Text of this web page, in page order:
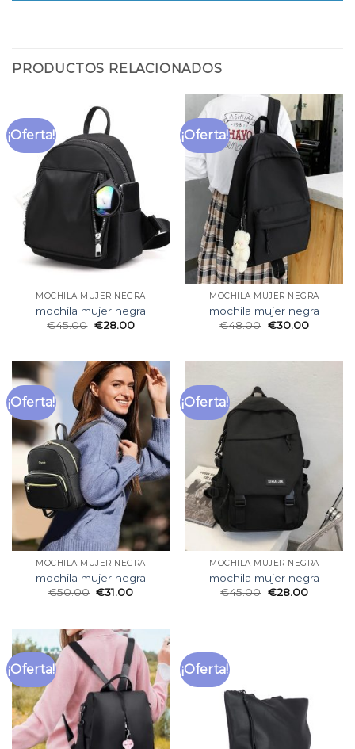
PRODUCTOS RELACIONADOS
¡Oferta!
MOCHILA MUJER NEGRA
mochila mujer negra
€45.00 €28.00
¡Oferta!
MOCHILA MUJER NEGRA
mochila mujer negra
€48.00 €30.00
¡Oferta!
MOCHILA MUJER NEGRA
mochila mujer negra
€50.00 €31.00
¡Oferta!
MOCHILA MUJER NEGRA
mochila mujer negra
€45.00 €28.00
¡Oferta! ¡Oferta!